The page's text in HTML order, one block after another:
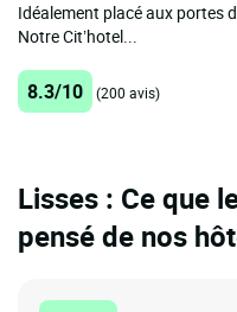
Idéalement placé aux portes
Notre Cit’hotel...
8.3/10 (200 avis)
Lisses : Ce que
pensé de nos